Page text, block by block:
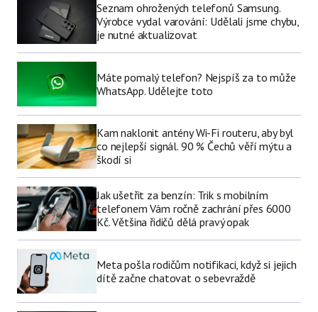
Seznam ohrožených telefonů Samsung.
Výrobce vydal varování: Udělali jsme chybu,
je nutné aktualizovat
Máte pomalý telefon? Nejspíš za to může
WhatsApp. Udělejte toto
Kam naklonit antény Wi-Fi routeru, aby byl
co nejlepší signál. 90 % Čechů věří mýtu a
škodí si
Jak ušetřit za benzín: Trik s mobilním
telefonem Vám ročně zachrání přes 6000
Kč. Většina řidičů dělá pravý opak
Meta pošla rodičům notifikaci, když si jejich
dítě začne chatovat o sebevraždě